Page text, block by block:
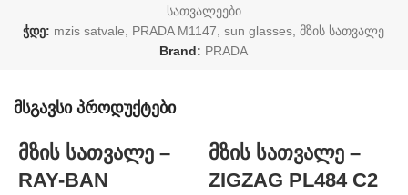
სათვალეები
ჭდე: mzis satvale, PRADA M1147, sun glasses, მზის სათვალე
Brand: PRADA
მსგავსი პროდუქტები
მზის სათვალე –
RAY-BAN
მზის სათვალე –
ZIGZAG PL484 C2